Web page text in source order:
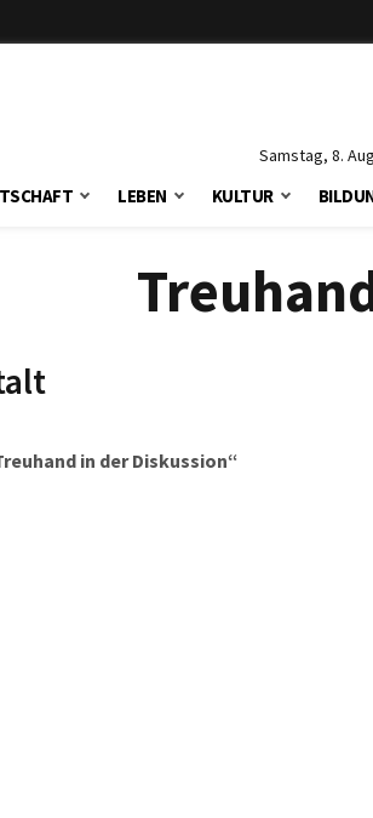
Samstag, 8.
LEBEN KULTUR
in der Diskussion“